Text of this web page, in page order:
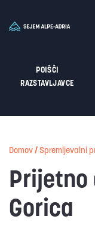
POIŠČI
RAZSTAVLJAVCE
Domov / Spremljevalni
Prijetno
Gorica